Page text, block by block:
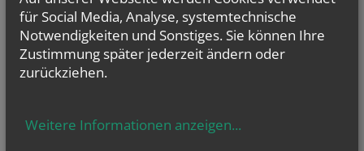
Unsere Pfarrhomepage und die einzelnen
Teilgemeinden unserer Pfarre:
für Social Media, Analyse, systemtechnische
Notwendigkeiten und Sonstiges. Sie können Ihre
Zustimmung später jederzeit ändern oder
zurückziehen.
Weitere Informationen anzeigen...